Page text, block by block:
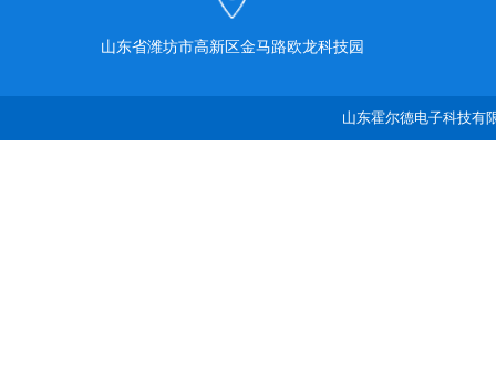
山东省潍坊市高新区金马路欧龙科技园
山东霍尔德电子科技有